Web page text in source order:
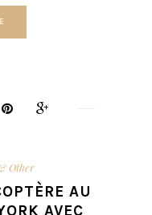
Other
AU
AVEC